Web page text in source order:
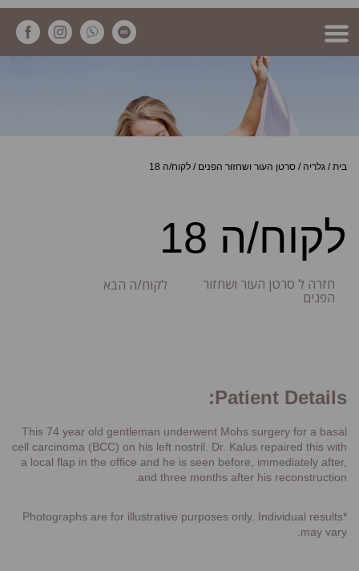
בית/ גלריה / סרטן העור ושחזור הפנים / לקוח/ה 18
לקוח/ה 18
חזרה ל סרטן העור ושחזור
הפנים
לקוח/ה הבא
Patient Details:
This 74 year old gentleman underwent Mohs surgery for a basal
cell carcinoma (BCC) on his left nostril. Dr. Kalus repaired this with
a local flap in the office and he is seen before, immediately after,
and three months after his reconstruction.
*Photographs are for illustrative purposes only. Individual results
may vary.